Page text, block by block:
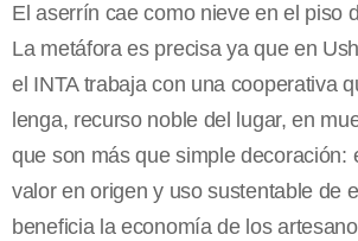
El aserrín cae como nieve en el piso
La metáfora es precisa ya que en
el INTA trabaja con una cooperativa
lenga, recurso noble del lugar, en
que son más que simple decoración:
valor en origen y uso sustentable de
beneficia la economía de los